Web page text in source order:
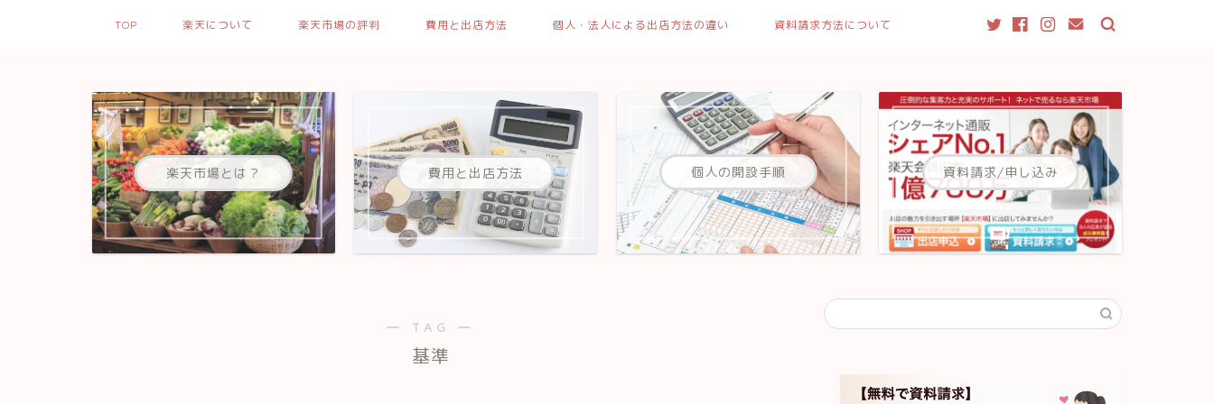
TOP 楽天について 楽天市場の評判 費用と出店方法 個人・法人による出店方法の違い 資料請求方法について
楽天市場とは？ 費用と出店方法 個人の開設手順 資料請求/申し込み
― TAG ―
基準